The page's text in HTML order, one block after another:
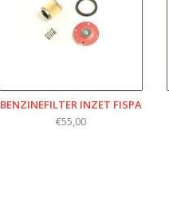
BENZINEFILTER INZET FISPA
€55,00